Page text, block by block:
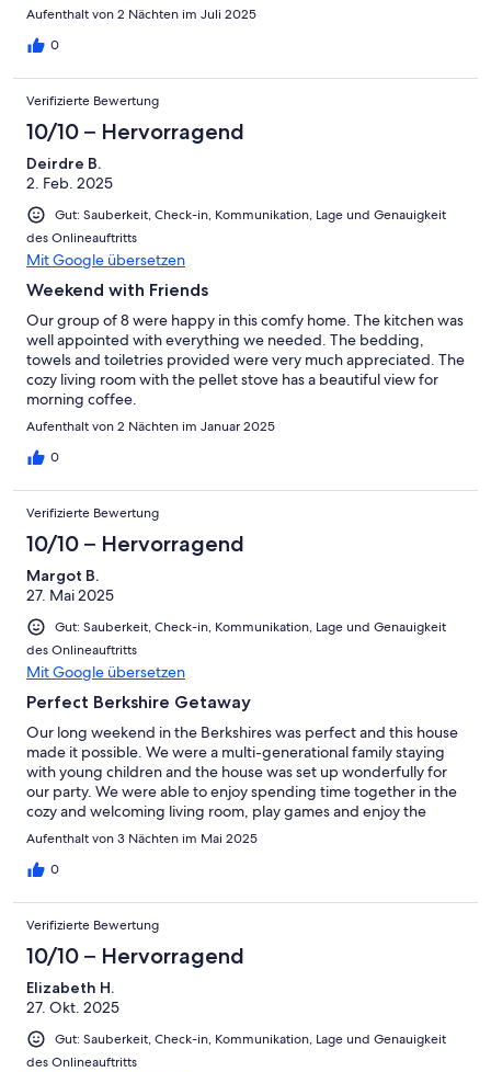
Aufenthalt von 2 Nächten im Juli 2025
0
Verifizierte Bewertung
10/10 – Hervorragend
Deirdre B.
2. Feb. 2025
Gut: Sauberkeit, Check-in, Kommunikation, Lage und Genauigkeit
des Onlineauftritts
Mit Google übersetzen
Weekend with Friends
Our group of 8 were happy in this comfy home. The kitchen was
well appointed with everything we needed. The bedding,
towels and toiletries provided were very much appreciated. The
cozy living room with the pellet stove has a beautiful view for
morning coffee.
Aufenthalt von 2 Nächten im Januar 2025
0
Verifizierte Bewertung
10/10 – Hervorragend
Margot B.
27. Mai 2025
Gut: Sauberkeit, Check-in, Kommunikation, Lage und Genauigkeit
des Onlineauftritts
Mit Google übersetzen
Perfect Berkshire Getaway
Our long weekend in the Berkshires was perfect and this house
made it possible. We were a multi-generational family staying
with young children and the house was set up wonderfully for
our party. We were able to enjoy spending time together in the
cozy and welcoming living room, play games and enjoy the
spectacular grounds. My two daughters were in love with the
the fire. The kitchen was well equipped to cook in and the
fantastic just 10 minutes away from Lenox and 15-20 minutes
away from Great Barrington allowing us to pop out throughout
the day to wander in the lovely towns or go out for dinner as a
family. We loved our stay so much we are already planning
another and would definitely rent this house with both family or
friends. Thank you again for such a fantastic and comfortable
home we could not have been happier.
Aufenthalt von 3 Nächten im Mai 2025
0
Verifizierte Bewertung
10/10 – Hervorragend
Elizabeth H.
27. Okt. 2025
Gut: Sauberkeit, Check-in, Kommunikation, Lage und Genauigkeit
des Onlineauftritts